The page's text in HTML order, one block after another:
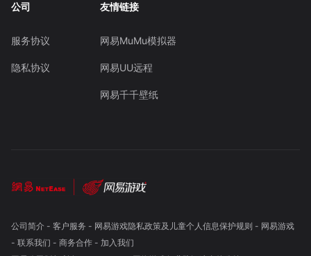
公司
服务协议
隐私协议
友情链接
网易MuMu模拟器
网易UU远程
网易千千壁纸
公司简介- 客户服务 - 网易游戏隐私政策及儿童个人信息保护规则 - 网易游戏
- 联系我们 - 商务合作- 加入我们